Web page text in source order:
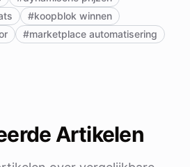
#koopblok winnen
#marketplace automatisering
Artikelen